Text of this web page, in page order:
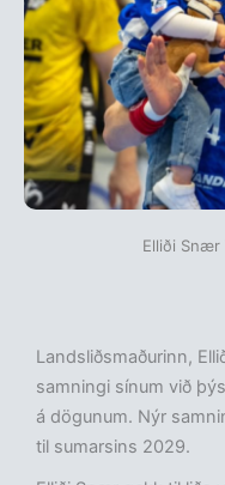
Elliði Snær
Landsliðsmaðurinn,
samningi sínum við
á dögunum. Nýr
til sumarsins 2029.